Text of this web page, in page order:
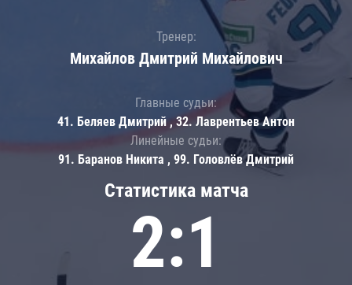
Статистика матча
2:1
Тренер:
Михайлов Дмитрий Михайлович
Главные судьи:
41. Беляев Дмитрий , 32. Лаврентьев Антон
Линейные судьи:
91. Баранов Никита , 99. Головлёв Дмитрий